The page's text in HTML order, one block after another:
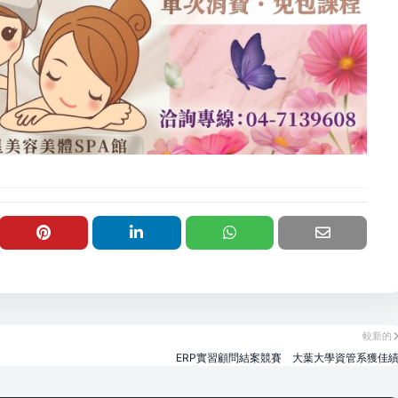
較新的
ERP實習顧問結案競賽 大葉大學資管系獲佳績